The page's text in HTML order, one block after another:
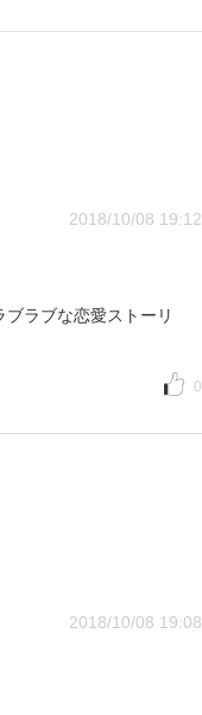
2018/10/08 19:12
ラブな恋愛ストーリ
0
2018/10/08 19:08